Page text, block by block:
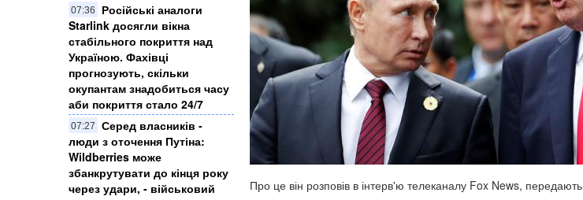
07:36
Російські аналоги
Starlink досягли вікна
стабільного покриття над
Україною. Фахівці
прогнозують, скільки
окупантам знадобиться часу
аби покриття стало 24/7
07:27
Серед власників -
люди з оточення Путіна:
Wildberries може
збанкрутувати до кінця року
через удари, - військовий
Про це він розповів в інтерв'ю телеканалу Fox News, передають